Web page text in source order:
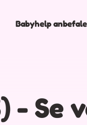
Babyhelp
- Se